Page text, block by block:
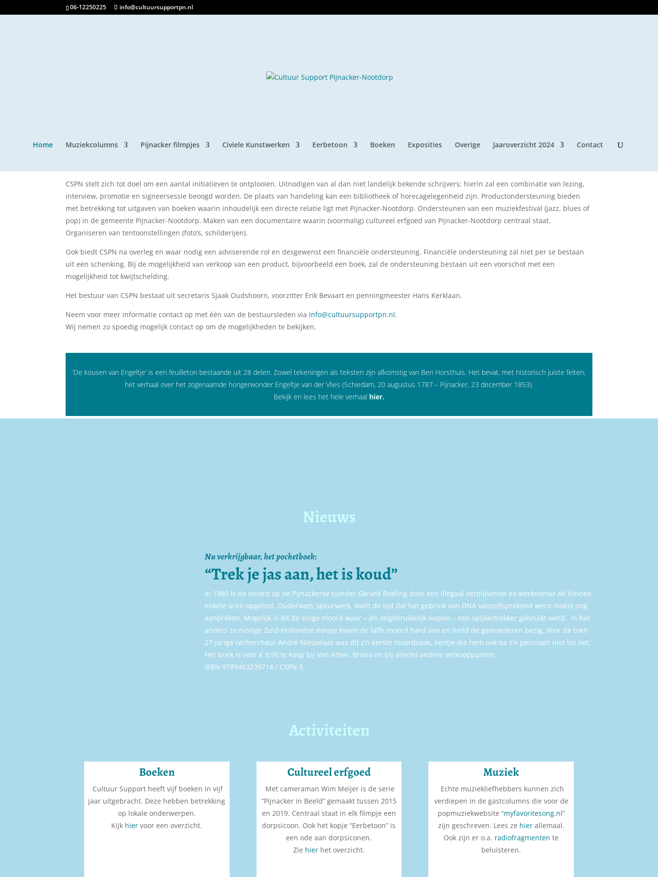
06-12250225 info@cultuursupportpn.nl
Home Muziekcolumns Pijnacker filmpjes Civiele Kunstwerken Eerbetoon Boeken Exposities Overige Jaaroverzicht 2024 Contact
CSPN stelt zich tot doel om een aantal initiatieven te ontplooien. Uitnodigen van al dan niet landelijk bekende schrijvers; hierin zal een combinatie van lezing,
interview, promotie en signeersessie beoogd worden. De plaats van handeling kan een bibliotheek of horecagelegenheid zijn. Productondersteuning bieden
met betrekking tot uitgaven van boeken waarin inhoudelijk een directe relatie ligt met Pijnacker-Nootdorp. Ondersteunen van een muziekfestival (jazz, blues of
pop) in de gemeente Pijnacker-Nootdorp. Maken van een documentaire waarin (voormalig) cultureel erfgoed van Pijnacker-Nootdorp centraal staat.
Organiseren van tentoonstellingen (foto’s, schilderijen).
Ook biedt CSPN na overleg en waar nodig een adviserende rol en desgewenst een financiële ondersteuning. Financiële ondersteuning zal niet per se bestaan
uit een schenking. Bij de mogelijkheid van verkoop van een product, bijvoorbeeld een boek, zal de ondersteuning bestaan uit een voorschot met een
mogelijkheid tot kwijtschelding.
Het bestuur van CSPN bestaat uit secretaris Sjaak Oudshoorn, voorzitter Erik Bevaart en penningmeester Hans Kerklaan.
Neem voor meer informatie contact op met één van de bestuursleden via info@cultuursupportpn.nl.
Wij nemen zo spoedig mogelijk contact op om de mogelijkheden te bekijken.
‘De kousen van Engeltje’ is een feuilleton bestaande uit 28 delen. Zowel tekeningen als teksten zijn afkomstig van Ben Horsthuis. Het bevat, met historisch juiste feiten,
het verhaal over het zogenaamde hongerwonder Engeltje van der Vlies (Schiedam, 20 augustus 1787 – Pijnacker, 23 december 1853).
Bekijk en lees het hele verhaal hier.
Nieuws
Nu verkrijgbaar, het pocketboek:
“Trek je jas aan, het is koud”
In 1980 is de moord op de Pijnackerse tuinder Gerard Roeling door een illegaal verblijvende ex-werknemer Ali binnen
enkele uren opgelost. Ouderwets speurwerk, want de tijd dat het gebruik van DNA vanzelfsprekend werd moest nog
aanbreken. Mogelijk is dit de enige moord waar – als ongebruikelijk wapen – een spijkertrekker gebruikt werd. In het
anders zo rustige Zuid-Hollandse dorpje kwam de laffe moord hard aan en hield de gemoederen bezig. Voor de toen
27-jarige rechercheur André Nieuwlaat was dit z’n eerste moordzaak, eentje die hem ook na z’n pensioen niet los liet.
Het boek is voor € 9,95 te koop bij Van Atten, Bruna en bij allerlei andere verkooppunten.
ISBN 9789463239714 / CSPN 5
Activiteiten
Boeken
Cultuur Support heeft vijf boeken in vijf
jaar uitgebracht. Deze hebben betrekking
op lokale onderwerpen.
Kijk hier voor een overzicht.
Cultureel erfgoed
Met cameraman Wim Meijer is de serie
“Pijnacker in Beeld” gemaakt tussen 2015
en 2019. Centraal staat in elk filmpje een
dorpsicoon. Ook het kopje “Eerbetoon” is
een ode aan dorpsiconen.
Zie hierhet overzicht.
Muziek
Echte muziekliefhebbers kunnen zich
verdiepen in de gastcolumns die voor de
popmuziekwebsite “myfavoritesong.nl”
zijn geschreven. Lees ze hierallemaal.
Ook zijn er o.a. radiofragmenten te
beluisteren.